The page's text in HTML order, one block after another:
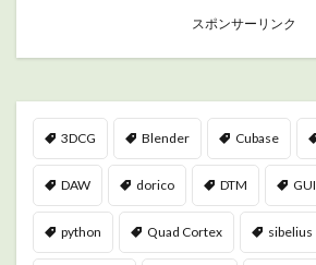
スポンサーリンク
3DCG Blender Cubase
DAW dorico DTM GUI
python Quad Cortex sibelius